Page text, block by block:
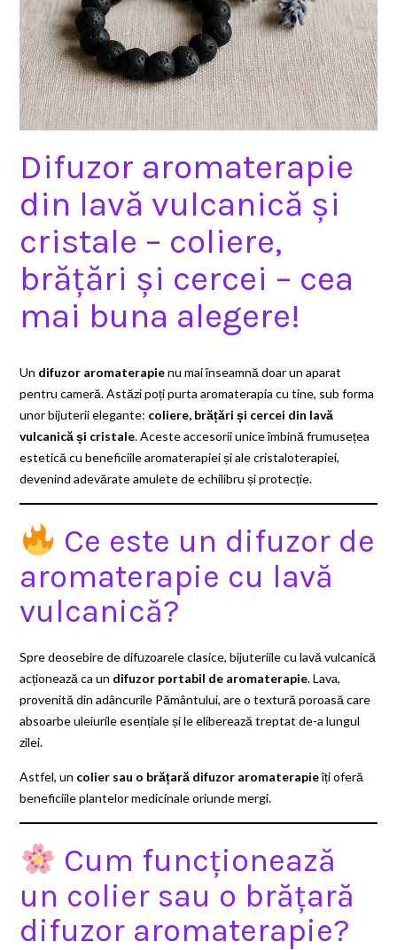
Difuzor aromaterapie
din lavă vulcanică și
cristale – coliere,
brățări și cercei – cea
mai buna alegere!
Un difuzor aromaterapienu mai înseamnă doar un aparat
pentru cameră. Astăzi poți purta aromaterapia cu tine, sub forma
unor bijuterii elegante: coliere, brățări și cercei din lavă
vulcanică și cristale. Aceste accesorii unice îmbină frumusețea
estetică cu beneficiile aromaterapiei și ale cristaloterapiei,
devenind adevărate amulete de echilibru și protecție.
Ce este un difuzor de
aromaterapie cu lavă
vulcanică?
Spre deosebire de difuzoarele clasice, bijuteriile cu lavă vulcanică
acționează ca un difuzor portabil de aromaterapie. Lava,
provenită din adâncurile Pământului, are o textură poroasă care
absoarbe uleiurile esențiale și le eliberează treptat de-a lungul
zilei.
Astfel, un colier sau o brățară difuzor aromaterapieîți oferă
beneficiile plantelor medicinale oriunde mergi.
Cum funcționează
un colier sau o brățară
difuzor aromaterapie?